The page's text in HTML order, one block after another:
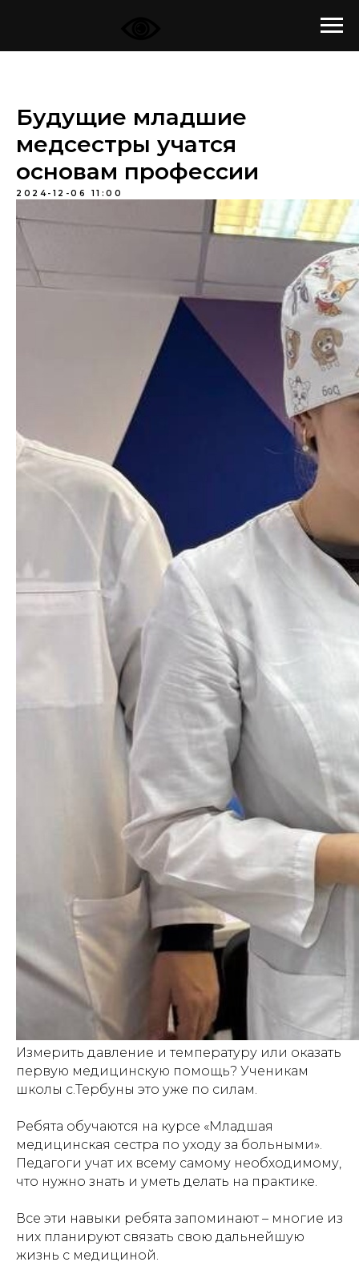
Будущие младшие
медсестры учатся
основам профессии
2024-12-06 11:00
Измерить давление и температуру или оказать
первую медицинскую помощь? Ученикам
школы с.Тербуны это уже по силам.
Ребята обучаются на курсе «Младшая
медицинская сестра по уходу за больными».
Педагоги учат их всему самому необходимому,
что нужно знать и уметь делать на практике.
Все эти навыки ребята запоминают – многие из
них планируют связать свою дальнейшую
жизнь с медициной.